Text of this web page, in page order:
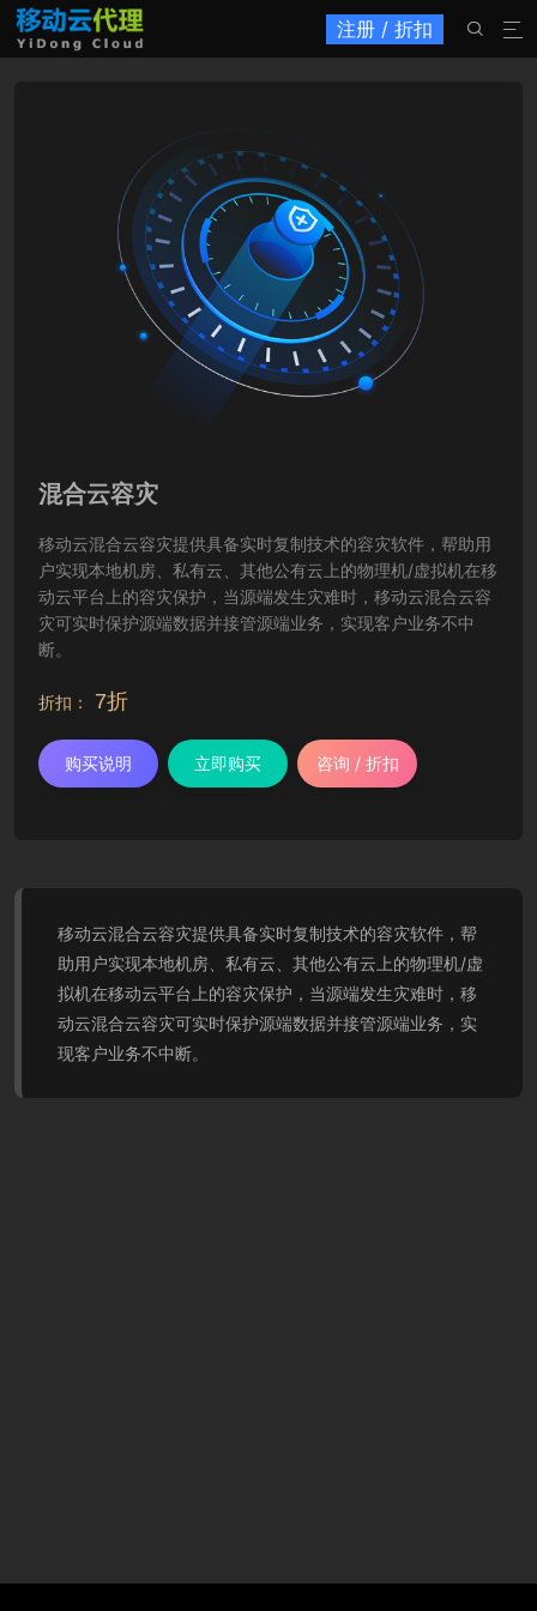
注册 / 折扣 

混合云容灾
移动云混合云容灾提供具备实时复制技术的容灾软件，帮助用
户实现本地机房、私有云、其他公有云上的物理机/虚拟机在移
动云平台上的容灾保护，当源端发生灾难时，移动云混合云容
灾可实时保护源端数据并接管源端业务，实现客户业务不中
断。
折扣： 7折
购买说明 立即购买 咨询 / 折扣
移动云混合云容灾提供具备实时复制技术的容灾软件，帮
助用户实现本地机房、私有云、其他公有云上的物理机/虚
拟机在移动云平台上的容灾保护，当源端发生灾难时，移
动云混合云容灾可实时保护源端数据并接管源端业务，实
现客户业务不中断。